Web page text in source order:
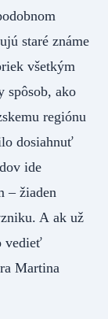
staré známe
všetkým
spôsob, ako
regiónu
dosiahnuť
ide
– žiaden
A ak už
vedieť
Martina